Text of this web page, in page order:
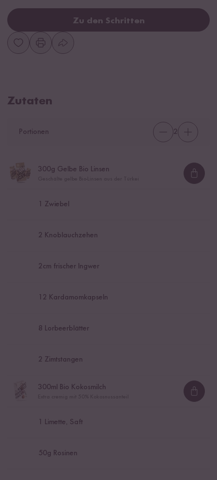
Zu den Schritten
Zutaten
Portionen 2
300g Gelbe Bio Linsen
1 Zwiebel
2 Knoblauchzehen
2cm frischer Ingwer
12 Kardamomkapseln
8 Lorbeerblätter
2 Zimtstangen
300ml Bio Kokosmilch
1 Limette, Saft
50g Rosinen